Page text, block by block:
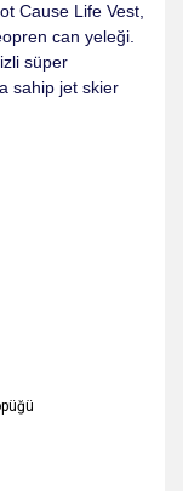
Cause Life Vest,
can yeleği.
süper
sahip jet skier